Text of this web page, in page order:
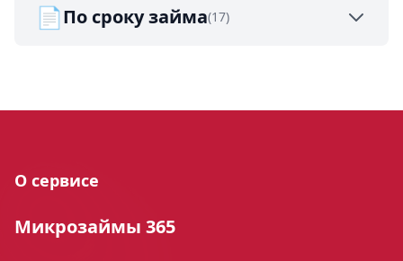
📄По сроку займа(17)
О сервисе
Микрозаймы 365